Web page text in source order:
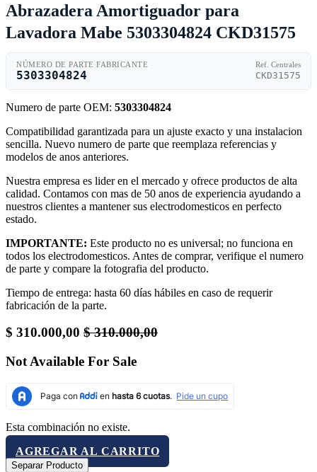
Abrazadera Amortiguador para
Lavadora Mabe 5303304824 CKD31575
NÚMERO DE PARTE FABRICANTE
5303304824
Ref. Centrales
CKD31575
Numero de parte OEM: 5303304824
Compatibilidad garantizada para un ajuste exacto y una instalacion
sencilla. Nuevo numero de parte que reemplaza referencias y
modelos de anos anteriores.
Nuestra empresa es lider en el mercado y ofrece productos de alta
calidad. Contamos con mas de 50 anos de experiencia ayudando a
nuestros clientes a mantener sus electrodomesticos en perfecto
estado.
IMPORTANTE: Este producto no es universal; no funciona en
todos los electrodomesticos. Antes de comprar, verifique el numero
de parte y compare la fotografia del producto.
Tiempo de entrega: hasta 60 días hábiles en caso de requerir
fabricación de la parte.
$ 310.000,00 $310.000,00
Not Available For Sale
Esta combinación no existe.
AGREGAR AL CARRITO
Separar Producto